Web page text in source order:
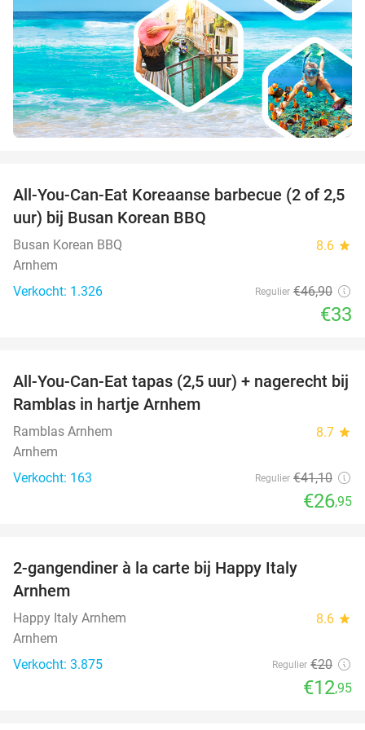
30%
All-You-Can-Eat Koreaanse barbecue (2 of 2,5
uur) bij Busan Korean BBQ
Busan Korean BBQ 8.6 star
Arnhem
Verkocht: 1.326
Regulier €46,90
€33
34%
All-You-Can-Eat tapas (2,5 uur) + nagerecht bij
Ramblas in hartje Arnhem
Ramblas Arnhem 8.7 star
Arnhem
Verkocht: 163
Regulier €41,10
€26,95
2-gangendiner à la carte bij Happy Italy
Arnhem
Happy Italy Arnhem 8.6 star
Arnhem
Verkocht: 3.875
Regulier €20
€12,95